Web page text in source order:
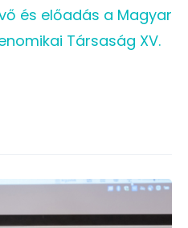
és előadás a Magyar
Társaság XV.